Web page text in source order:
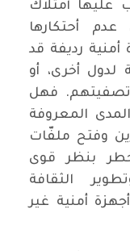
عليها أمتلاك
عدم أحتكارها
أمنية رديفة قد
لدول أخرى، أو
فهل
المعروفة
وفتح ملفّات
بنظر قوى
الثقافة
أمنية غير